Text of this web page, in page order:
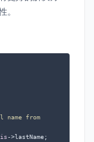
。
from
->lastName;